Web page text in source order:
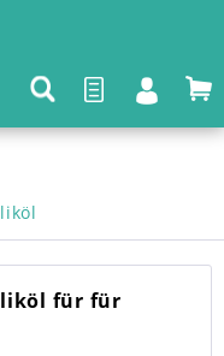
für für